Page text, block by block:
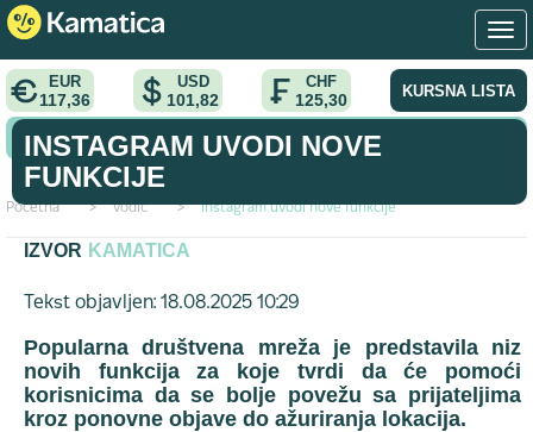
EUR
117,36
USD
101,82
CHF
125,30 KURSNA LISTA
KONVERTOR VALUTA
Početna > vodic > Instagram uvodi nove funkcije
INSTAGRAM UVODI NOVE
FUNKCIJE
IZVOR KAMATICA
Tekst objavljen: 18.08.2025 10:29
Popularna društvena mreža je predstavila niz
novih funkcija za koje tvrdi da će pomoći
korisnicima da se bolje povežu sa prijateljima
kroz ponovne objave do ažuriranja lokacija.